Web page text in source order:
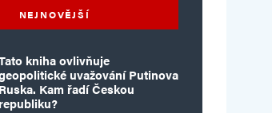
NEJNOVĚJŠÍ
kniha ovlivňuje
uvažování Putinova
Ruska. Kam řadí Českou
republiku?